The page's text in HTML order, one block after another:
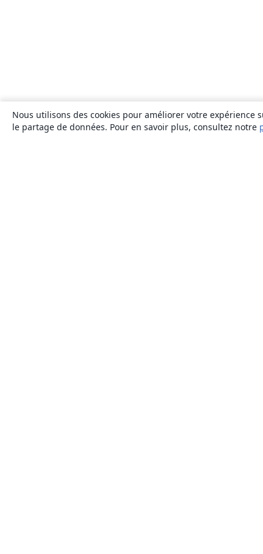
Nous utilisons des cookies pour améliorer votre
le partage de données. Pour en savoir plus, consultez notre